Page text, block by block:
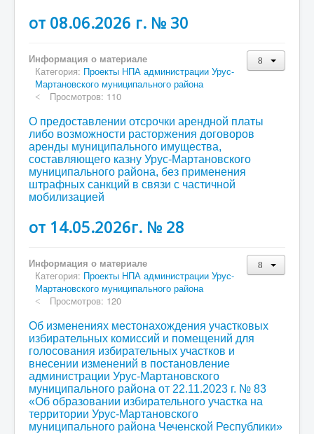
от 08.06.2026 г. № 30
Информация о материале
Категория: Проекты НПА администрации Урус-
Мартановского муниципального района
Просмотров: 110
О предоставлении отсрочки арендной платы
либо возможности расторжения договоров
аренды муниципального имущества,
составляющего казну Урус-Мартановского
муниципального района, без применения
штрафных санкций в связи с частичной
мобилизацией
от 14.05.2026г. № 28
Информация о материале
Категория: Проекты НПА администрации Урус-
Мартановского муниципального района
Просмотров: 120
Об изменениях местонахождения участковых
избирательных комиссий и помещений для
голосования избирательных участков и
внесении изменений в постановление
администрации Урус-Мартановского
муниципального района от 22.11.2023 г. № 83
«Об образовании избирательного участка на
территории Урус-Мартановского
муниципального района Чеченской Республики»